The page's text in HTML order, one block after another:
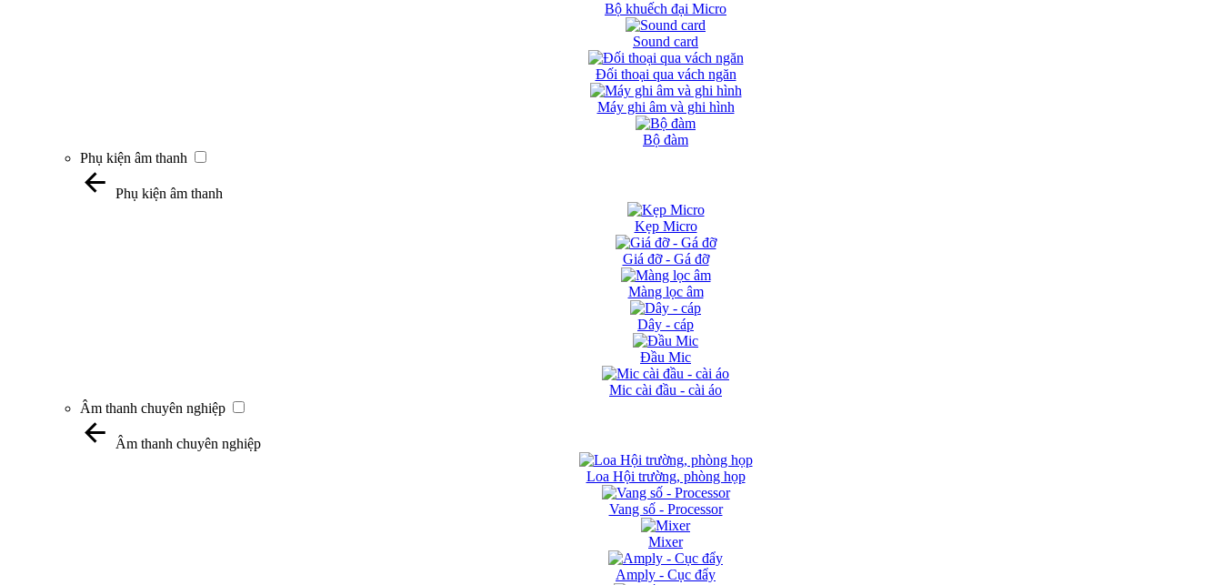
Bộ khuếch đại Micro
Sound card
Đối thoại qua vách ngăn
Máy ghi âm và ghi hình
Bộ đàm
Phụ kiện âm thanh
Phụ kiện âm thanh
Kẹp Micro
Giá đỡ - Gá đỡ
Màng lọc âm
Dây - cáp
Đầu Mic
Mic cài đầu - cài áo
Âm thanh chuyên nghiệp
Âm thanh chuyên nghiệp
Loa Hội trường, phòng họp
Vang số - Processor
Mixer
Amply - Cục đẩy